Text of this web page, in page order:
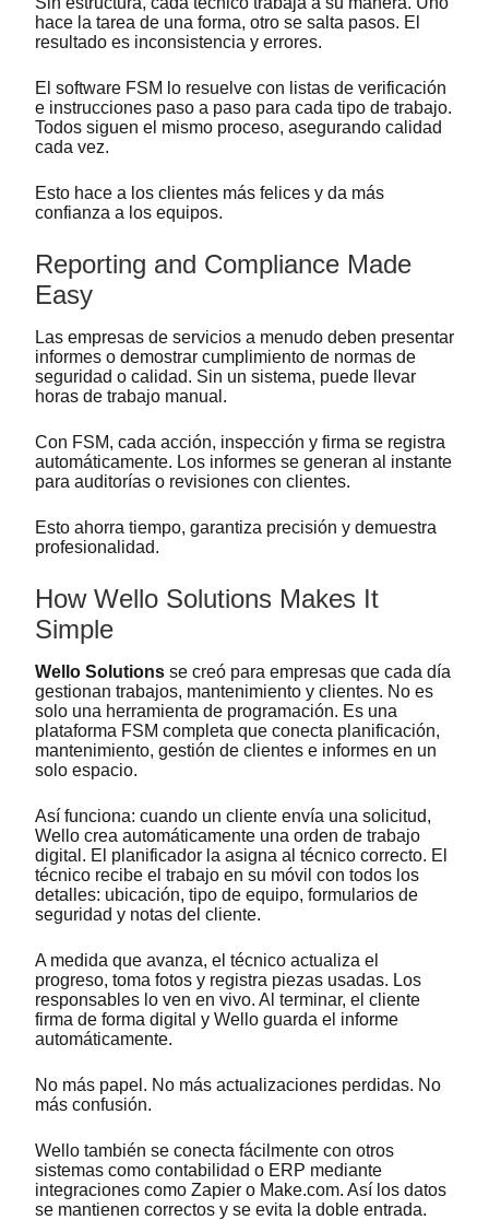
hace la tarea de una forma, otro se salta pasos. El
resultado es inconsistencia y errores.
El software FSM lo resuelve con listas de verificación
e instrucciones paso a paso para cada tipo de trabajo.
Todos siguen el mismo proceso, asegurando calidad
cada vez.
Esto hace a los clientes más felices y da más
confianza a los equipos.
Reporting and Compliance Made
Easy
Las empresas de servicios a menudo deben presentar
informes o demostrar cumplimiento de normas de
seguridad o calidad. Sin un sistema, puede llevar
horas de trabajo manual.
Con FSM, cada acción, inspección y firma se registra
automáticamente. Los informes se generan al instante
para auditorías o revisiones con clientes.
Esto ahorra tiempo, garantiza precisión y demuestra
profesionalidad.
How Wello Solutions Makes It
Simple
Wello Solutions se creó para empresas que cada día
gestionan trabajos, mantenimiento y clientes. No es
solo una herramienta de programación. Es una
plataforma FSM completa que conecta planificación,
mantenimiento, gestión de clientes e informes en un
solo espacio.
Así funciona: cuando un cliente envía una solicitud,
Wello crea automáticamente una orden de trabajo
digital. El planificador la asigna al técnico correcto. El
técnico recibe el trabajo en su móvil con todos los
detalles: ubicación, tipo de equipo, formularios de
seguridad y notas del cliente.
A medida que avanza, el técnico actualiza el
progreso, toma fotos y registra piezas usadas. Los
responsables lo ven en vivo. Al terminar, el cliente
firma de forma digital y Wello guarda el informe
automáticamente.
No más papel. No más actualizaciones perdidas. No
más confusión.
Wello también se conecta fácilmente con otros
sistemas como contabilidad o ERP mediante
integraciones como Zapier o Make.com. Así los datos
se mantienen correctos y se evita la doble entrada.